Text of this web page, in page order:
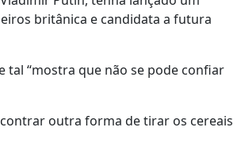
britânica e candidata a futura
tal “mostra que não se pode confiar
outra forma de tirar os cereais